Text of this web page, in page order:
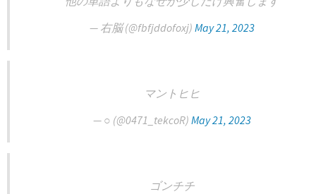
— 右脳 (@fbfjddofoxj) May 21, 2023
マントヒヒ
— ○ (@0471_tekcoR) May 21, 2023
ゴンチチ